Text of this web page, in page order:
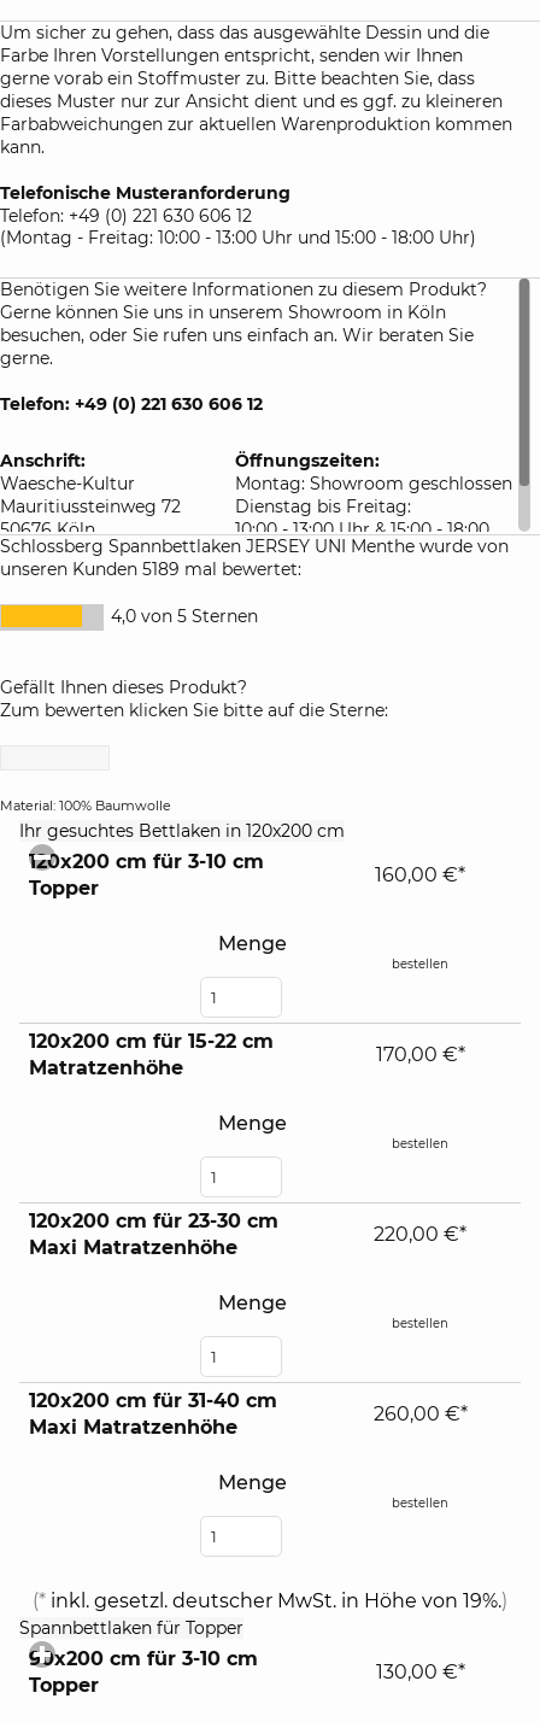
Um sicher zu gehen, dass das ausgewählte Dessin und die
Farbe Ihren Vorstellungen entspricht, senden wir Ihnen
gerne vorab ein Stoffmuster zu. Bitte beachten Sie, dass
dieses Muster nur zur Ansicht dient und es ggf. zu kleineren
Farbabweichungen zur aktuellen Warenproduktion kommen
kann.
Telefonische Musteranforderung
Telefon: +49 (0) 221 630 606 12
(Montag - Freitag: 10:00 - 13:00 Uhr und 15:00 - 18:00 Uhr)
Benötigen Sie weitere Informationen zu diesem Produkt?
Gerne können Sie uns in unserem Showroom in Köln
besuchen, oder Sie rufen uns einfach an. Wir beraten Sie
gerne.
Telefon: +49 (0) 221 630 606 12
Anschrift:
Waesche-Kultur
Mauritiussteinweg 72
50676 Köln
Deutschland
Öffnungszeiten:
Montag: Showroom geschlossen
Dienstag bis Freitag:
10:00 - 13:00 Uhr & 15:00 - 18:00
Uhr
Samstag: 10:00 - 16:00 Uhr
Schlossberg Spannbettlaken JERSEY UNI Menthe wurde von
unseren Kunden 5189 mal bewertet:
4,0 von 5 Sternen
Gefällt Ihnen dieses Produkt?
Zum bewerten klicken Sie bitte auf die Sterne:
Material: 100% Baumwolle
Ihr gesuchtes Bettlaken in 120x200 cm
collapse
120x200 cm für 3-10 cm
Topper
Menge
160,00 €*
bestellen
120x200 cm für 15-22 cm
Matratzenhöhe
Menge
170,00 €*
bestellen
120x200 cm für 23-30 cm
Maxi Matratzenhöhe
Menge
220,00 €*
bestellen
120x200 cm für 31-40 cm
Maxi Matratzenhöhe
Menge
260,00 €*
bestellen
(* inkl. gesetzl. deutscher MwSt. in Höhe von 19%.)
Spannbettlaken für Topper
expand
90x200 cm für 3-10 cm
Topper
130,00 €*